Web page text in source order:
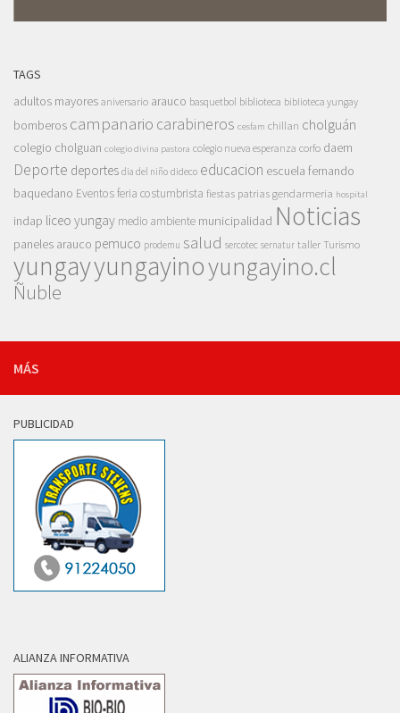
TAGS
adultos mayores aniversario arauco basquetbol biblioteca biblioteca yungay
bomberos campanario carabineros cesfam chillan cholguán
colegio cholguan colegio divina pastora colegio nueva esperanza corfo daem
Deporte deportes dia del niño dideco educacion escuela fernando
baquedano Eventosferia costumbrista fiestas patrias gendarmeria hospital
indap liceo yungay medio ambiente municipalidad Noticias
paneles arauco pemuco prodemu salud sercotec sernatur taller Turismo
yungayyungayinoyungayino.cl
Ñuble
MÁS
PUBLICIDAD
ALIANZA INFORMATIVA